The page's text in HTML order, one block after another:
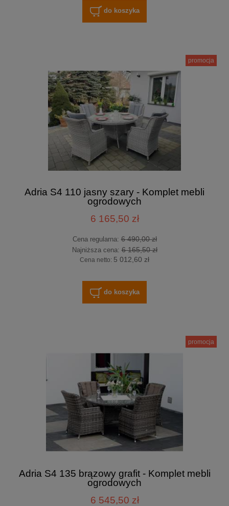
do koszyka
Adria S4 110 jasny szary - Komplet mebli
ogrodowych
6 165,50 zł
Cena regularna:6 490,00 zł
Najniższa cena:6 165,50 zł
Cena netto: 5 012,60 zł
do koszyka
promocja
Adria S4 135 brązowy grafit - Komplet mebli
ogrodowych
6 545,50 zł
promocja